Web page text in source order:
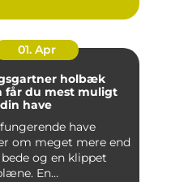
01. Apr
holbæk
får du mest muligt
have
have
om meget mere end
og en klippet
En